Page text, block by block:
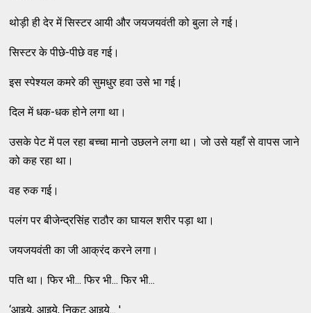
थोड़ी ही देर में सिस्टर आयी और जयजयवंती को बुला ले गई।
सिस्टर के पीछे-पीछे वह गई।
इस स्पेश्यल कमरे की सुमधुर हवा उसे भा गई।
दिल में धक-धक होने लगा था।
उसके पेट में पल रहा बच्चा मानो उछलने लगा था। जो उसे यहाँ से वापस जाने
को कह रहा था।
वह रुक गई।
पलंग पर बीजेन्द्रसिंह राठौर का घायल शरीर पड़ा था।
जयजयवंती का जी आक्रंद करने लगा।
पति था। फिर भी... फिर भी... फिर भी...
‘आइये, आइये, निकट आइये... '